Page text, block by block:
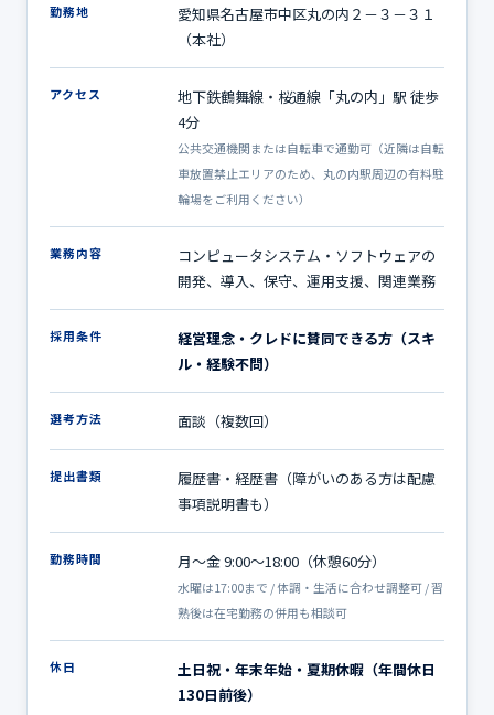
勤務地
愛知県名古屋市中区丸の内２－３－３１
（本社）
アクセス
地下鉄鶴舞線・桜通線「丸の内」駅 徒歩
4分
公共交通機関または自転車で通勤可（近隣は自転
車放置禁止エリアのため、丸の内駅周辺の有料駐
輪場をご利用ください）
業務内容
コンピュータシステム・ソフトウェアの
開発、導入、保守、運用支援、関連業務
採用条件
経営理念・クレドに賛同できる方（スキ
ル・経験不問）
選考方法 面談（複数回）
提出書類
履歴書・経歴書（障がいのある方は配慮
事項説明書も）
勤務時間 月〜金 9:00〜18:00（休憩60分）
水曜は17:00まで / 体調・生活に合わせ調整可 / 習
熟後は在宅勤務の併用も相談可
休日
土日祝・年末年始・夏期休暇（年間休日
130日前後）